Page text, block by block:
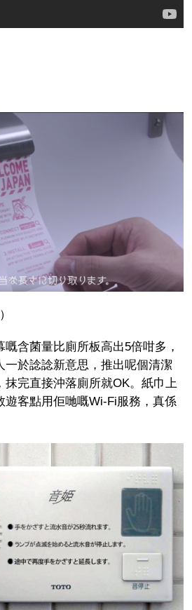
含菌量比廁所板高出5倍咁多，
一於諗諗新意思，推出呢個清潔
抹完直接沖落廁所就OK。紙巾上
遊客點用佢哋嘅Wi-Fi服務，真係